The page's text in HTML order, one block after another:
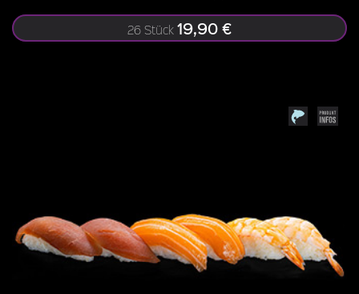
26 Stück 19,90 €